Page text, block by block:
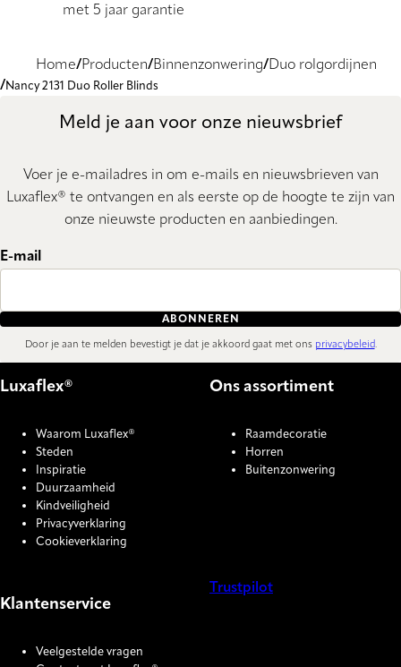
met 5 jaar garantie
Home Producten Binnenzonwering Duo rolgordijnen
Nancy 2131 Duo Roller Blinds
Meld je aan voor onze nieuwsbrief
Voer je e-mailadres in om e-mails en nieuwsbrieven van
Luxaflex® te ontvangen en als eerste op de hoogte te zijn van
onze nieuwste producten en aanbiedingen.
E-mail
ABONNEREN
Door je aan te melden bevestigt je dat je akkoord gaat met ons privacybeleid.
Luxaflex®
Waarom Luxaflex®
Steden
Inspiratie
Duurzaamheid
Kindveiligheid
Privacyverklaring
Cookieverklaring
Ons assortiment
Raamdecoratie
Horren
Buitenzonwering
Klantenservice
Veelgestelde vragen
Trustpilot